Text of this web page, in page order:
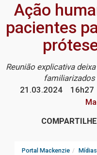
Ação
pacientes
Reunião explicativa
21.03.2024
16h27
Portal Mackenzie